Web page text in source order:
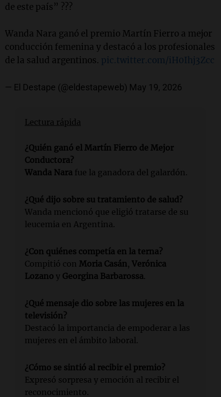
de este país” ???
Wanda Nara ganó el premio Martín Fierro a mejor
conducción femenina y destacó a los profesionales
de la salud argentinos. pic.twitter.com/iH0Ihj3Zcc
— El Destape (@eldestapeweb) May 19, 2026
Lectura rápida
¿Quién ganó el Martín Fierro de Mejor
Conductora?
Wanda Nara fue la ganadora del galardón.
¿Qué dijo sobre su tratamiento de salud?
Wanda mencionó que eligió tratarse de su
leucemia en Argentina.
¿Con quiénes competía en la terna?
Compitió con Moria Casán, Verónica
Lozano y Georgina Barbarossa.
¿Qué mensaje dio sobre las mujeres en la
televisión?
Destacó la importancia de empoderar a las
mujeres en el ámbito laboral.
¿Cómo se sintió al recibir el premio?
Expresó sorpresa y emoción al recibir el
reconocimiento.